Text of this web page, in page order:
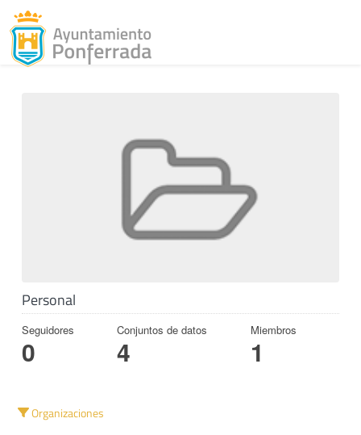
Personal
Seguidores
0
Conjuntos de datos
4
Miembros
1
Organizaciones